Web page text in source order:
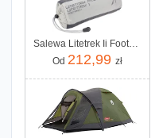
Salewa Litetrek Ii Footprint Grey
Od 212,99 zł